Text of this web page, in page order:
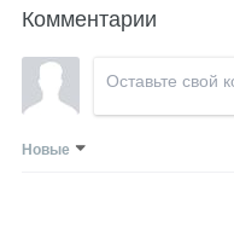
Комментарии
Новые